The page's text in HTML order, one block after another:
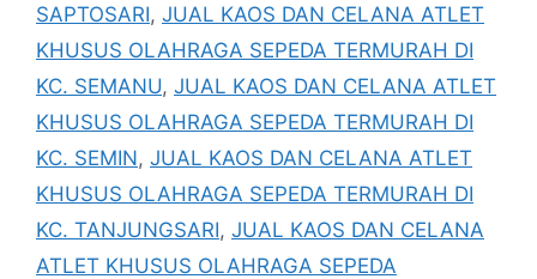
SAPTOSARI, JUAL KAOS DAN CELANA ATLET
KHUSUS OLAHRAGA SEPEDA TERMURAH DI
KC. SEMANU, JUAL KAOS DAN CELANA ATLET
KHUSUS OLAHRAGA SEPEDA TERMURAH DI
KC. SEMIN, JUAL KAOS DAN CELANA ATLET
KHUSUS OLAHRAGA SEPEDA TERMURAH DI
KC. TANJUNGSARI, JUAL KAOS DAN CELANA
ATLET KHUSUS OLAHRAGA SEPEDA